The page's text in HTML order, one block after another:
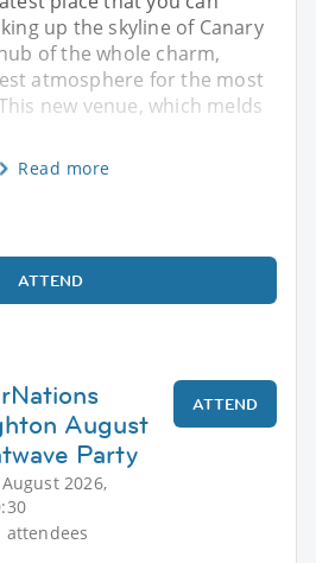
up the skyline of Canary
of the whole charm,
atmosphere for the most
new venue, which melds
Read more
ATTEND
August
Party
2026,
attendees
ATTEND